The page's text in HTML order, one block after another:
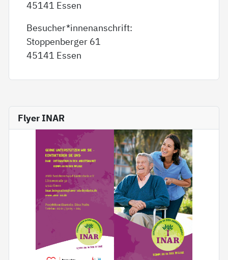
45141 Essen
Besucher*innenanschrift:
Stoppenberger 61
45141 Essen
Flyer INAR